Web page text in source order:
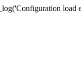
load